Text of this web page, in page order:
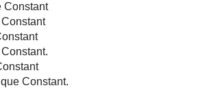
Constant
Constant.